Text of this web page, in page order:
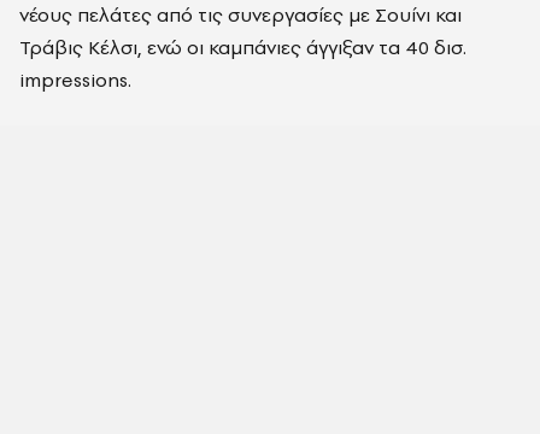
νέους πελάτες από τις συνεργασίες με Σουίνι και
Τράβις Κέλσι, ενώ οι καμπάνιες άγγιξαν τα 40 δισ.
impressions.